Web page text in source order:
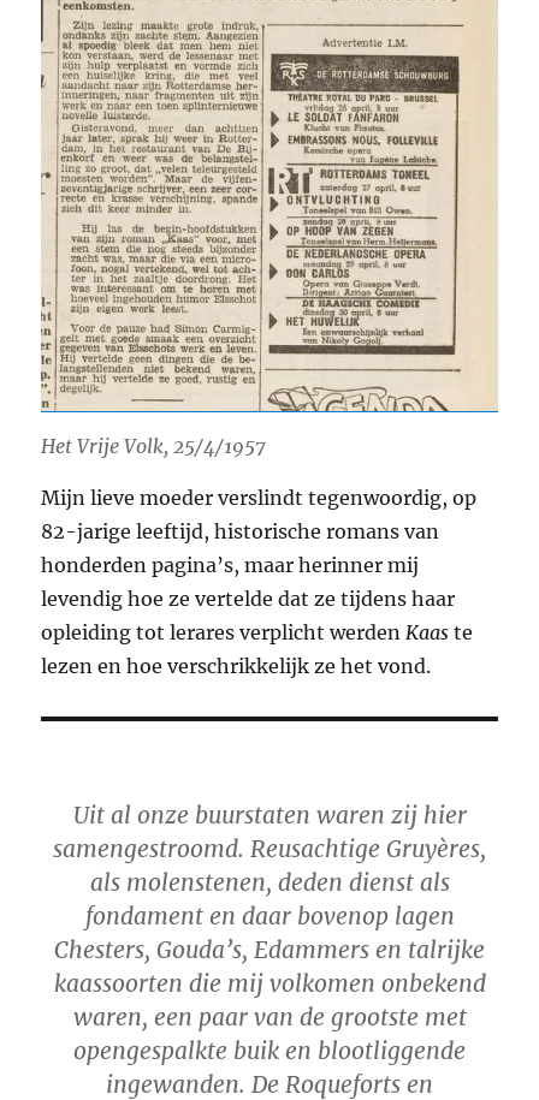
Het Vrije Volk, 25/4/1957
Mijn lieve moeder verslindt tegenwoordig, op
82-jarige leeftijd, historische romans van
honderden pagina’s, maar herinner mij
levendig hoe ze vertelde dat ze tijdens haar
opleiding tot lerares verplicht werden Kaas te
lezen en hoe verschrikkelijk ze het vond.
Uit al onze buurstaten waren zij hier
samengestroomd. Reusachtige Gruyères,
als molenstenen, deden dienst als
fondament en daar bovenop lagen
Chesters, Gouda’s, Edammers en talrijke
kaassoorten die mij volkomen onbekend
waren, een paar van de grootste met
opengespalkte buik en blootliggende
ingewanden. De Roqueforts en